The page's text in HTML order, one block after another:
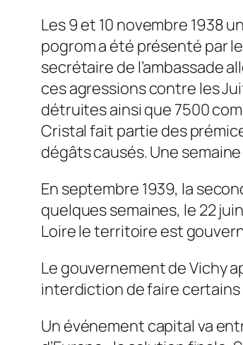
Les 9 et 10 novembre 1938
pogrom a été présenté par
secrétaire de l’ambassade
ces agressions contre les
détruites ainsi que 7500
Cristal fait partie des
dégâts causés. Une
En septembre 1939, la
quelques semaines, le 22
Loire le territoire est
Le gouvernement de Vichy
interdiction de faire certains
Un événement capital va